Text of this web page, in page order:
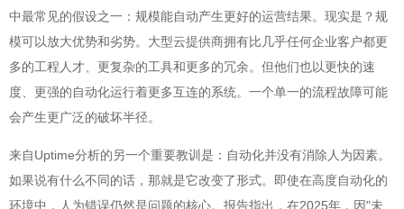
中最常见的假设之一：规模能自动产生更好的运营结果。现实是？规
模可以放大优势和劣势。大型云提供商拥有比几乎任何企业客户都更
多的工程人才、更复杂的工具和更多的冗余。但他们也以更快的速
度、更强的自动化运行着更多互连的系统。一个单一的流程故障可能
会产生更广泛的破坏半径。
来自Uptime分析的另一个重要教训是：自动化并没有消除人为因素。
如果说有什么不同的话，那就是它改变了形式。即使在高度自动化的
环境中，人为错误仍然是问题的核心。报告指出，在2025年，因"未